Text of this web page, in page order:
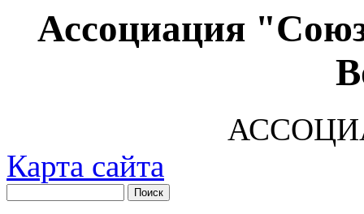
Ассоциация
Карта сайта